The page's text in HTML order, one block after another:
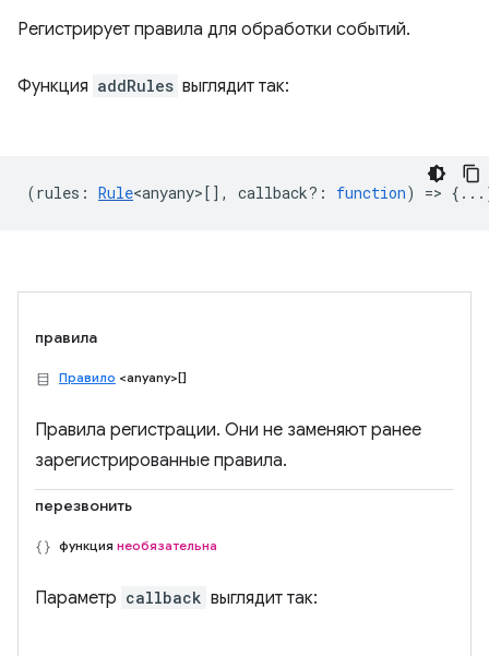
Регистрирует правила для обработки событий.
Функция addRules выглядит так:
(rules : Rule<anyany> [], callback? : function) =>
правила
Правило <anyany>[]
Правила регистрации. Они не заменяют ранее
зарегистрированные правила.
перезвонить
функция необязательна
Параметр callback выглядит так: